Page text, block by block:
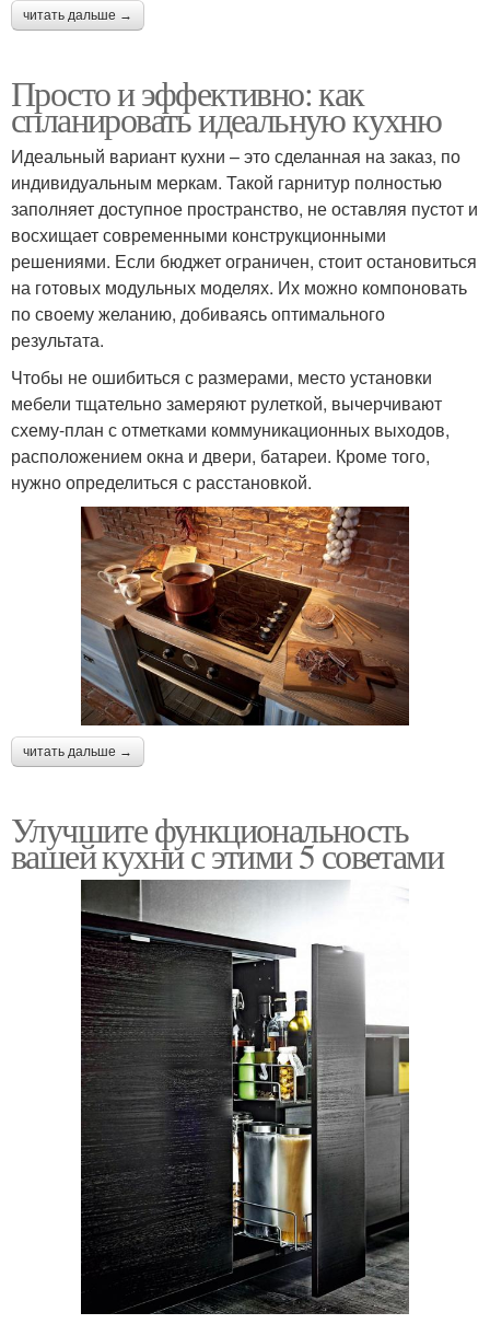
читать дальше →
Просто и эффективно: как
спланировать идеальную кухню
Идеальный вариант кухни – это сделанная на заказ, по
индивидуальным меркам. Такой гарнитур полностью
заполняет доступное пространство, не оставляя пустот и
восхищает современными конструкционными
решениями. Если бюджет ограничен, стоит остановиться
на готовых модульных моделях. Их можно компоновать
по своему желанию, добиваясь оптимального
результата.
Чтобы не ошибиться с размерами, место установки
мебели тщательно замеряют рулеткой, вычерчивают
схему-план с отметками коммуникационных выходов,
расположением окна и двери, батареи. Кроме того,
нужно определиться с расстановкой.
читать дальше →
Улучшите функциональность
вашей кухни с этими 5 советами